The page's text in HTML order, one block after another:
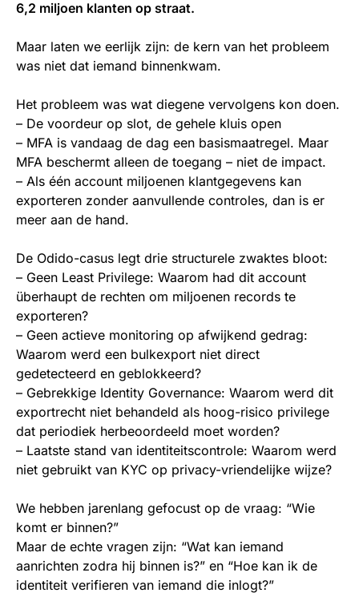
6,2 miljoen klanten op straat.
Maar laten we eerlijk zijn: de kern van het probleem
was niet dat iemand binnenkwam.
Het probleem was wat diegene vervolgens kon doen.
– De voordeur op slot, de gehele kluis open
– MFA is vandaag de dag een basismaatregel. Maar
MFA beschermt alleen de toegang – niet de impact.
– Als één account miljoenen klantgegevens kan
exporteren zonder aanvullende controles, dan is er
meer aan de hand.
De Odido-casus legt drie structurele zwaktes bloot:
– Geen Least Privilege: Waarom had dit account
überhaupt de rechten om miljoenen records te
exporteren?
– Geen actieve monitoring op afwijkend gedrag:
Waarom werd een bulkexport niet direct
gedetecteerd en geblokkeerd?
– Gebrekkige Identity Governance: Waarom werd dit
exportrecht niet behandeld als hoog-risico privilege
dat periodiek herbeoordeeld moet worden?
– Laatste stand van identiteitscontrole: Waarom werd
niet gebruikt van KYC op privacy-vriendelijke wijze?
We hebben jarenlang gefocust op de vraag: “Wie
komt er binnen?”
Maar de echte vragen zijn: “Wat kan iemand
aanrichten zodra hij binnen is?” en “Hoe kan ik de
identiteit verifieren van iemand die inlogt?”